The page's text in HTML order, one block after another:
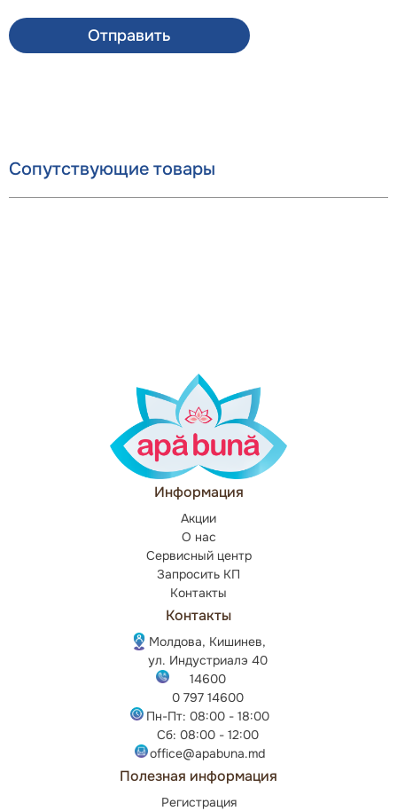
Отправить
Сопутствующие товары
Информация
Акции
О нас
Сервисный центр
Запросить КП
Контакты
Контакты
Молдова, Кишинев,
ул. Индустриалэ 40
14600
0 797 14600
Пн-Пт: 08:00 - 18:00
Сб: 08:00 - 12:00
office@apabuna.md
Полезная информация
Регистрация